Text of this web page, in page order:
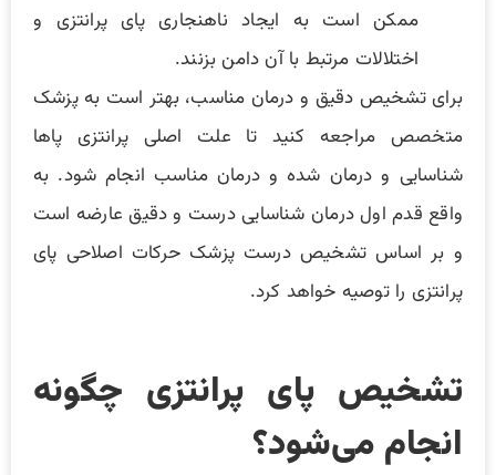
ممکن است به ایجاد ناهنجاری پای پرانتزی و
اختلالات مرتبط با آن دامن بزنند.
برای تشخیص دقیق و درمان مناسب، بهتر است به پزشک
متخصص مراجعه کنید تا علت اصلی پرانتزی پاها
شناسایی و درمان شده و درمان مناسب انجام شود. به
واقع قدم اول درمان شناسایی درست و دقیق عارضه است
و بر اساس تشخیص درست پزشک حرکات اصلاحی پای
پرانتزی را توصیه خواهد کرد.
تشخیص پای پرانتزی چگونه
انجام می‌شود؟